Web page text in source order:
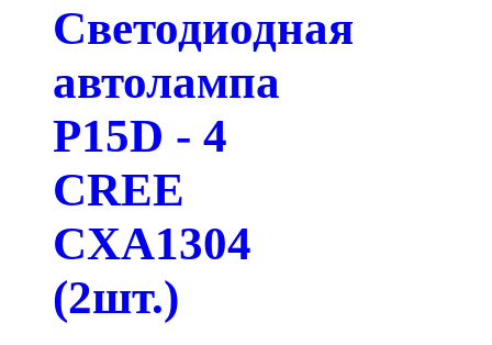
Светодиодная
автолампа
P15D - 4
CREE
CXA1304
(2шт.)